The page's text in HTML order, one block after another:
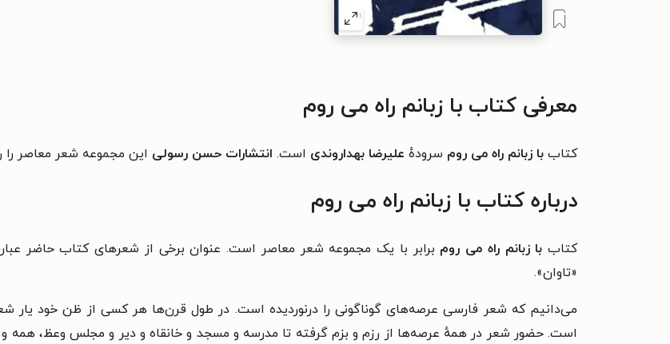
معرفی کتاب با زبانم راه می روم
کتاب با زبانم راه می روم سرودهٔ علیرضا بهداروندی است. انتشارات حسن رسولی این مجموعه شعر معاصر را
درباره کتاب با زبانم راه می روم
کتاب با زبانم راه می روم برابر با یک مجموعه شعر معاصر است. عنوان برخی از شعرهای کتاب حاضر
«تاوان».
می‌دانیم که شعر فارسی عرصه‌های گوناگونی را درنوردیده است. در طول قرن‌ها هر کسی از ظن خود
است. حضور شعر در همهٔ عرصه‌ها از رزم و بزم گرفته تا مدرسه و مسجد و خانقاه و دیر و مجلس وعظ، همه